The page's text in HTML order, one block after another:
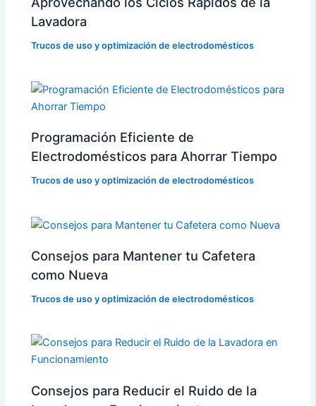
Lavadora
Trucos de uso y optimización de electrodomésticos
Programación Eficiente de
Electrodomésticos para Ahorrar Tiempo
Trucos de uso y optimización de electrodomésticos
Consejos para Mantener tu Cafetera
como Nueva
Trucos de uso y optimización de electrodomésticos
Consejos para Reducir el Ruido de la